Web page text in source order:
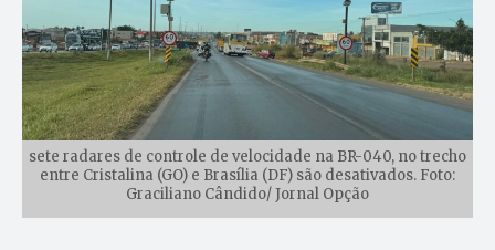
sete radares de controle de velocidade na BR-040, no trecho
entre Cristalina (GO) e Brasília (DF) são desativados. Foto:
Graciliano Cândido/ Jornal Opção